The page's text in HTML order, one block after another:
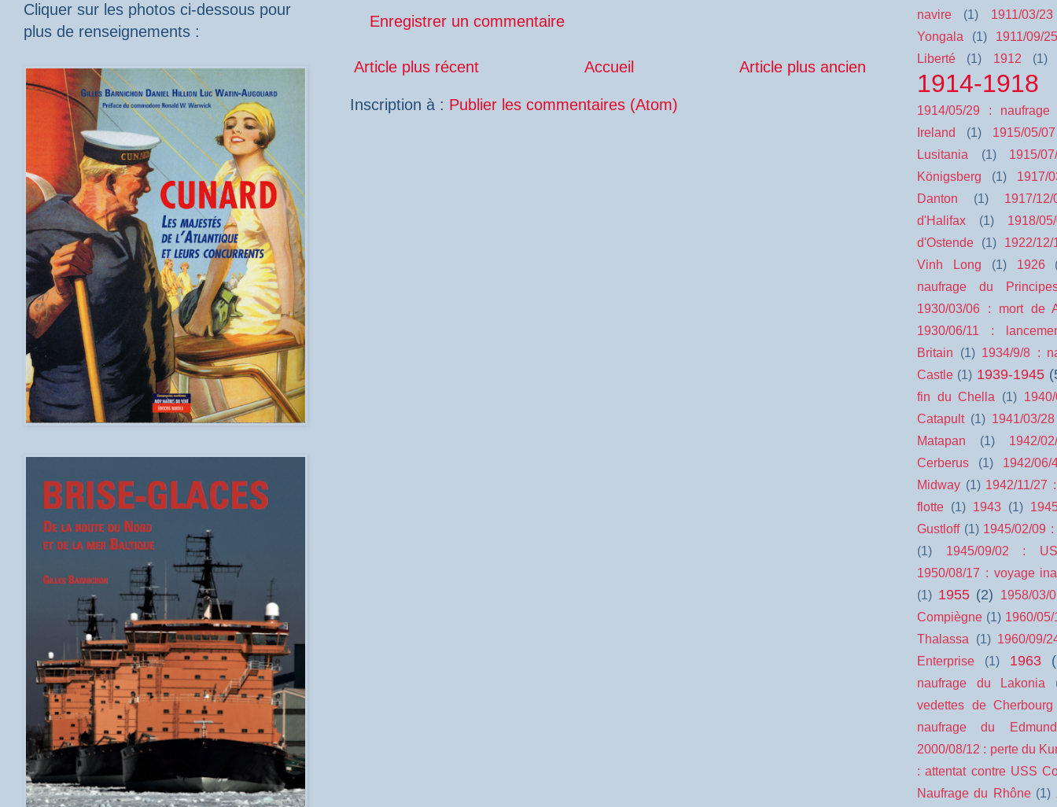
Enregistrer un commentaire
Article plus récent Article plus ancien
Accueil
Inscription à : Publier les commentaires (Atom)
Cliquer sur les photos ci-dessous pour
plus de renseignements :
navire
(1)
1911/03/
Yongala
(1)
1911/09/
Liberté
(1) 1912 (1)
1914-1918
1914/05/29 :
Ireland
(1)
1915/05/
Lusitania
(1)
1915/
Königsberg
(1)
1917/
Danton
(1)
1917/
d'Halifax
(1)
1918/
d'Ostende
(1)
1922/
Vinh Long
(1) 1926
naufrage du
1930/03/06 : mort de
1930/06/11 :
Britain
(1) 1934/9/8 :
Castle (1) 1939-1945
fin du Chella (1)
Catapult (1) 1941/03/
Matapan
(1)
1942/
Cerberus
(1)
1942/
Midway (1) 1942/11/27
flotte (1) 1943 (1)
Gustloff (1) 1945/02/09
(1)
1945/09/02 :
1950/08/17 : voyage
(1) 1955 (2)
1958/03/
Compiègne (1) 1960/
Thalassa
(1) 1960/09/
Enterprise
(1) 1963
naufrage du Lakonia
vedettes de Cherbourg
naufrage du
2000/08/12 : perte du
: attentat contre USS
Naufrage du Rhône (1)